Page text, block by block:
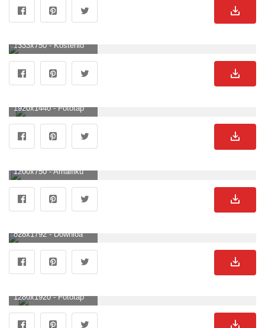
1333x750 - Kostenlose Hintergrundbilder Mann in Weißer Jacke, Der Nachts Auf Felsen in Der Nähe Von Gewässern Steht, Bilder Für Ihren Desktop Und Fotos. Felsen Hintergrundbild.
1920x1440 - Fototapete Natur an der Küste. Felsen Hintergrundbild für Computer.
1200x750 - Amalfiküste. Hausemann & Mager. Felsen Hintergrundbild.
828x1792 - Downloaden Sie Kostenlose Strand 4k IPhone Wallpaper, Strand 4k IPhone Wallpaper KOSTENLOS. Felsen Bild.
1280x1920 - Fototapete in der Normandie. Felsen Hintergrundbild für Handy.